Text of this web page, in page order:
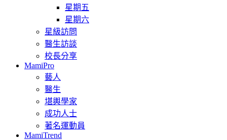
星期五
星期六
星級訪問
醫生訪談
校長分享
MamiPro
藝人
醫生
堪輿學家
成功人士
著名運動員
MamiTrend